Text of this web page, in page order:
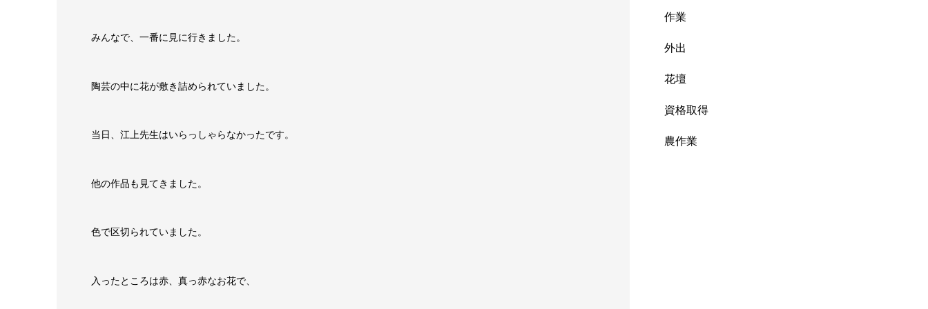
みんなで、一番に見に行きました。
陶芸の中に花が敷き詰められていました。
当日、江上先生はいらっしゃらなかったです。
他の作品も見てきました。
色で区切られていました。
入ったところは赤、真っ赤なお花で、
作業
外出
花壇
資格取得
農作業